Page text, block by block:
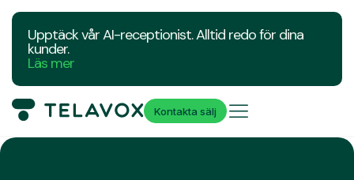
Upptäck vår AI-receptionist. Alltid redo för dina
kunder.
Läs mer
Kontakta sälj